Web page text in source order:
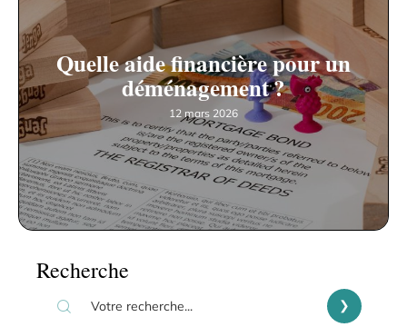
Quelle aide financière pour un
déménagement ?
12 mars 2026
Recherche